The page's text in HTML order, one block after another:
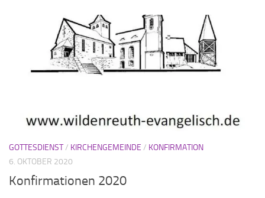
GOTTESDIENST/ KIRCHENGEMEINDE / KONFIRMATION
6. OKTOBER 2020
Konfirmationen 2020